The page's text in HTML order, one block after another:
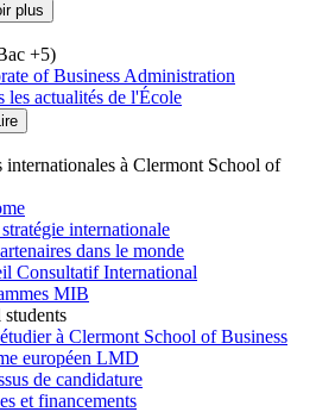
plus
+5)
of Business Administration
les actualités de l'École
internationales à Clermont School of
internationale
dans le monde
Consultatif International
MIB
à Clermont School of Business
européen LMD
de candidature
et financements